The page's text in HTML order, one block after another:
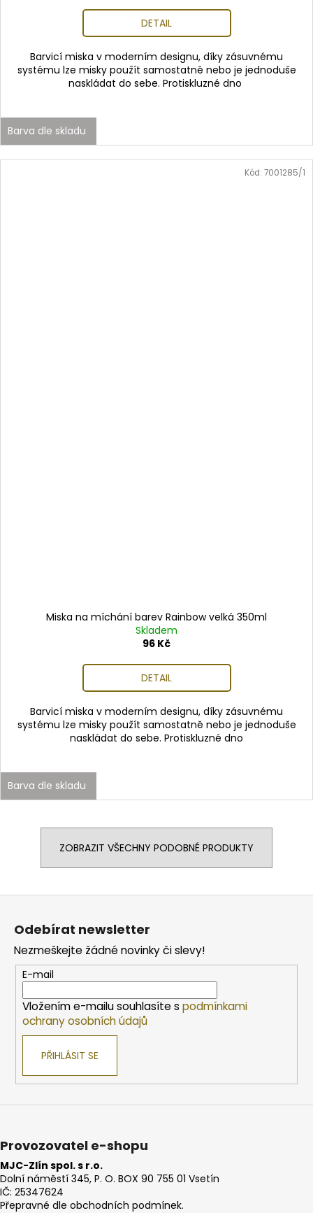
DETAIL
Barvicí miska v moderním designu, díky zásuvnému
systému lze misky použít samostatně nebo je jednoduše
naskládat do sebe. Protiskluzné dno
Barva dle skladu
Miska na míchání barev Rainbow velká 350ml
Skladem
96 Kč
DETAIL
Barvicí miska v moderním designu, díky zásuvnému
systému lze misky použít samostatně nebo je jednoduše
naskládat do sebe. Protiskluzné dno
Barva dle skladu
Kód: 7001285/1
ZOBRAZIT VŠECHNY PODOBNÉ PRODUKTY
Z
Odebírat newsletter
Nezmeškejte žádné novinky či slevy!
E-mail
Vložením e-mailu souhlasíte s podmínkami
ochrany osobních údajů
PŘIHLÁSIT SE
Provozovatel e-shopu
MJC-Zlín spol. s r.o.
Dolní náměstí 345, P. O. BOX 90 755 01 Vsetín
IČ: 25347624
Přepravné dle obchodních podmínek.